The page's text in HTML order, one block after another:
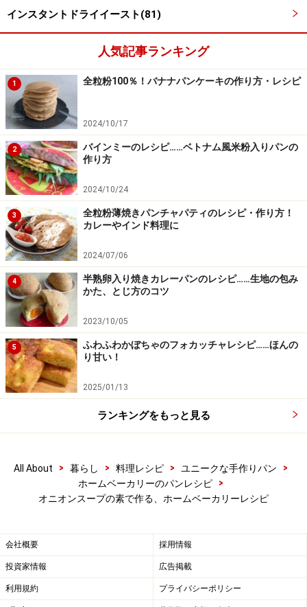
【編集部おすすめの購入サイト】
Amazonで人気レシピの書籍をチェック！
楽天市場で人気レシピの書籍をチェック！
インスタントドライイースト(81)
人気記事ランキング
1 全粒粉100％！バナナパンケーキの作り方・レシピ
2024/10/17
2
バインミーのレシピ……ベトナム風米粉入りパンの
作り方
2024/10/24
3
全粒粉薄焼きパンチャパティのレシピ・作り方！
カレーやインド料理に
2024/07/06
4
半熟卵入り焼きカレーパンのレシピ……生地の包み
かた、とじ方のコツ
2023/10/05
5
ふわふわかぼちゃのフォカッチャレシピ……ほんの
り甘い！
2025/01/13
ランキングをもっと見る
All About > 暮らし > 料理レシピ > ユニークな手作りパン
>
ホームベーカリーのパンレシピ
>
オニオンスープの素で作る、ホームベーカリーレシピ
会社概要 採用情報
投資家情報 広告掲載
利用規約 プライバシーポリシー